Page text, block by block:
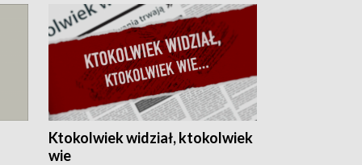
Ktokolwiek widział, ktokolwiek
wie